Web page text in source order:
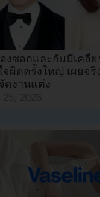
งซอกและกัมมีเคลีย
จผิดครั้งใหญ่ เผยจริ
ดงานแต่ง